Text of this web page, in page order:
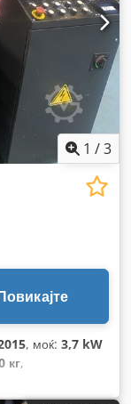
1 /3
, моќ: 3,7 kW
кг,